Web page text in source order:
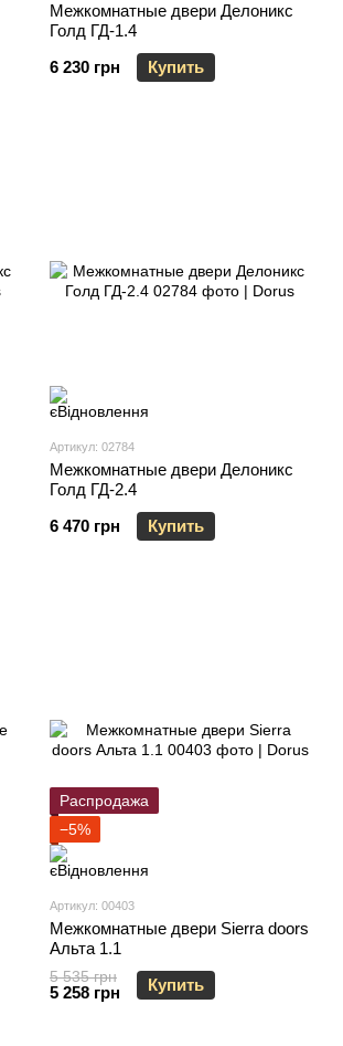
Межкомнатные двери Делоникс
Голд ГД-1.4
6 230 грн
Купить
Артикул: 02784
Межкомнатные двери Делоникс
Голд ГД-2.4
6 470 грн
Купить
Распродажа
−5%
Артикул: 00403
Межкомнатные двери Sierra doors
Альта 1.1
5 535 грн
5 258 грн Купить